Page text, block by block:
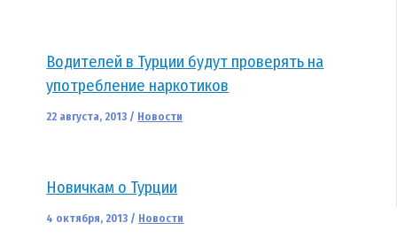
Водителей в Турции будут проверять на
употребление наркотиков
22 августа, 2013 / Новости
Новичкам о Турции
4 октября, 2013 / Новости